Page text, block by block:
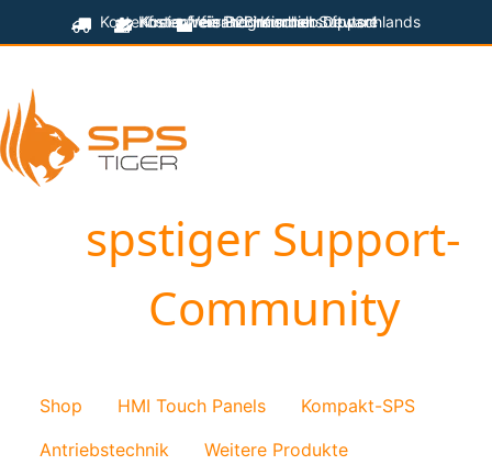
Kostenfreier technischer Support
Kostenfreier Versand innerhalb Deutschlands
Kostenfreie Programmiersoftware
für B2B-Kunden
spstiger Support-
Community
Shop HMI Touch Panels
Kompakt-SPS
Antriebstechnik
Weitere Produkte